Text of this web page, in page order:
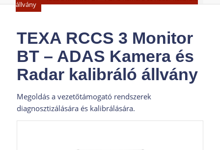
állvány
TEXA RCCS 3 Monitor
BT – ADAS Kamera és
Radar kalibráló állvány
Megoldás a vezetőtámogató rendszerek
diagnosztizálására és kalibrálására.